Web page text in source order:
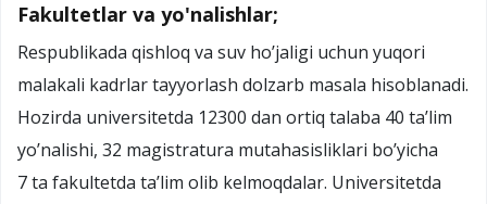
Fakultetlar va yo'nalishlar;
Respublikada qishloq va suv ho’jaligi uchun yuqori
malakali kadrlar tayyorlash dolzarb masala hisoblanadi.
Hozirda universitetda 12300 dan ortiq talaba 40 ta’lim
yo’nalishi, 32 magistratura mutahasisliklari bo’yicha
7 ta fakultetda ta’lim olib kelmoqdalar. Universitetda